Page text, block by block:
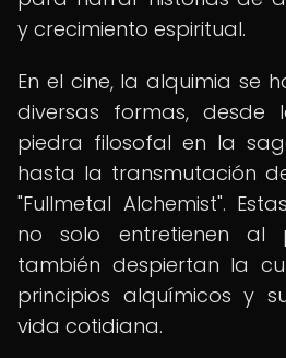
y crecimiento espiritual.
En el cine, la alquimia se
diversas formas,
piedra filosofal en la
hasta la transmutación
"Fullmetal Alchemist".
no solo entretienen al
también despiertan la
principios alquímicos y
vida cotidiana.